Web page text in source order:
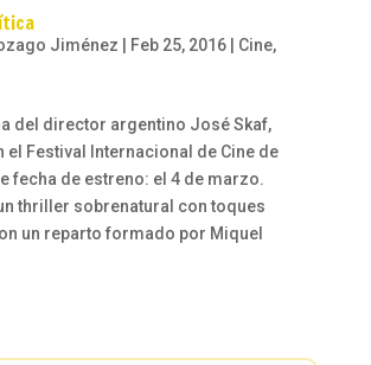
Jiménez Feb 25, 2016| Cine,
del director argentino José Skaf,
el Festival Internacional de Cine de
fecha de estreno: el 4 de marzo.
un thriller sobrenatural con toques
un reparto formado por Miquel